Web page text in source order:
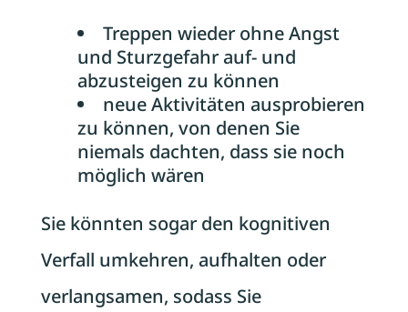
Treppen wieder ohne Angst
und Sturzgefahr auf- und
abzusteigen zu können
neue Aktivitäten ausprobieren
zu können, von denen Sie
niemals dachten, dass sie noch
möglich wären
Sie könnten sogar den kognitiven
Verfall umkehren, aufhalten oder
verlangsamen, sodass Sie